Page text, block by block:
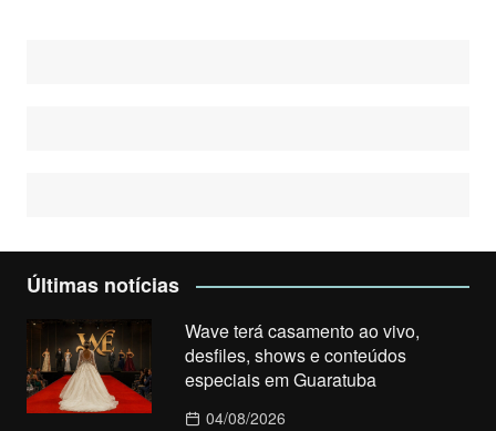
Últimas notícias
Wave terá casamento ao vivo,
desfiles, shows e conteúdos
especiais em Guaratuba
04/08/2026